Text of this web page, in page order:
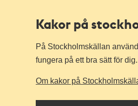
Kakor på
På Stockholmskällan
fungera på ett bra sätt för dig.
Om kakor på